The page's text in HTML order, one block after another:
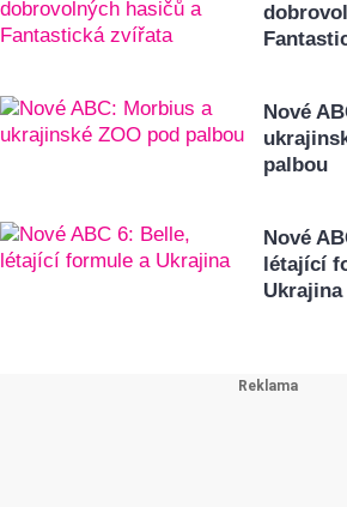
Nové
palbou
Nové
létající
Ukrajina